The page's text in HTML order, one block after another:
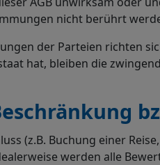
nicht berührt
der Parteien richten
hat, bleiben die
(z.B. Buchung einer
werden alle